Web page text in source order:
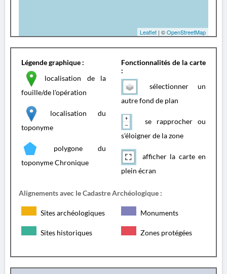
Leaflet | ©OpenStreetMap
Légende graphique :
localisation de la
fouille/de l'opération
localisation du
toponyme
polygone du
toponyme Chronique
Fonctionnalités de la carte
:
sélectionner un
autre fond de plan
se rapprocher ou
s'éloigner de la zone
afficher la carte en
plein écran
Alignements avec le Cadastre Archéologique :
Sites archéologiques Monuments
Sites historiques Zones protégées